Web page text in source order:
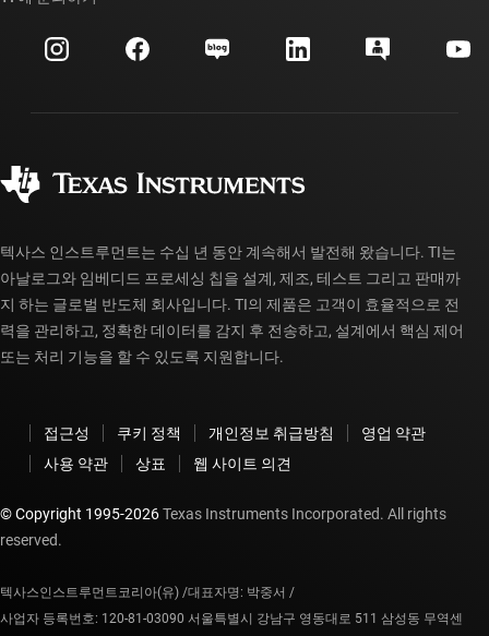
투자 관계
제조
고객 지원 센터
myTI 계정 FAQ
주문 FAQ
텍사스 인스트루먼트는 수십 년 동안 계속해서 발전해 왔습니다. TI는
아날로그와 임베디드 프로세싱 칩을 설계, 제조, 테스트 그리고 판매까
지 하는 글로벌 반도체 회사입니다. TI의 제품은 고객이 효율적으로 전
력을 관리하고, 정확한 데이터를 감지 후 전송하고, 설계에서 핵심 제어
또는 처리 기능을 할 수 있도록 지원합니다.
접근성 쿠키 정책 개인정보 취급방침
영업 약관
사용 약관
상표 웹 사이트 의견
© Copyright 1995-2026Texas Instruments Incorporated. All rights
reserved.
텍사스인스트루먼트코리아(유) /대표자명: 박중서 /
사업자 등록번호: 120-81-03090 서울특별시 강남구 영동대로 511 삼성동 무역센